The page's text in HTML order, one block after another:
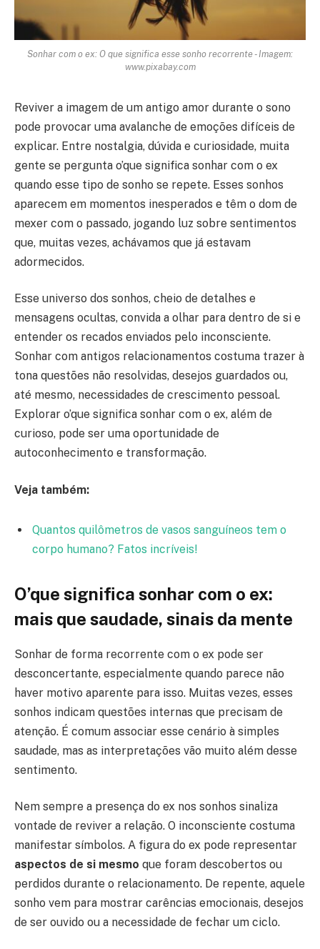
Sonhar com o ex: O que significa esse sonho recorrente - Imagem:
www.pixabay.com
Reviver a imagem de um antigo amor durante o sono
pode provocar uma avalanche de emoções difíceis de
explicar. Entre nostalgia, dúvida e curiosidade, muita
gente se pergunta o’que significa sonhar com o ex
quando esse tipo de sonho se repete. Esses sonhos
aparecem em momentos inesperados e têm o dom de
mexer com o passado, jogando luz sobre sentimentos
que, muitas vezes, achávamos que já estavam
adormecidos.
Esse universo dos sonhos, cheio de detalhes e
mensagens ocultas, convida a olhar para dentro de si e
entender os recados enviados pelo inconsciente.
Sonhar com antigos relacionamentos costuma trazer à
tona questões não resolvidas, desejos guardados ou,
até mesmo, necessidades de crescimento pessoal.
Explorar o’que significa sonhar com o ex, além de
curioso, pode ser uma oportunidade de
autoconhecimento e transformação.
Veja também:
Quantos quilômetros de vasos sanguíneos tem o
corpo humano? Fatos incríveis!
O’que significa sonhar com o ex:
mais que saudade, sinais da mente
Sonhar de forma recorrente com o ex pode ser
desconcertante, especialmente quando parece não
haver motivo aparente para isso. Muitas vezes, esses
sonhos indicam questões internas que precisam de
atenção. É comum associar esse cenário à simples
saudade, mas as interpretações vão muito além desse
sentimento.
Nem sempre a presença do ex nos sonhos sinaliza
vontade de reviver a relação. O inconsciente costuma
manifestar símbolos. A figura do ex pode representar
aspectos de si mesmo que foram descobertos ou
perdidos durante o relacionamento. De repente, aquele
sonho vem para mostrar carências emocionais, desejos
de ser ouvido ou a necessidade de fechar um ciclo.